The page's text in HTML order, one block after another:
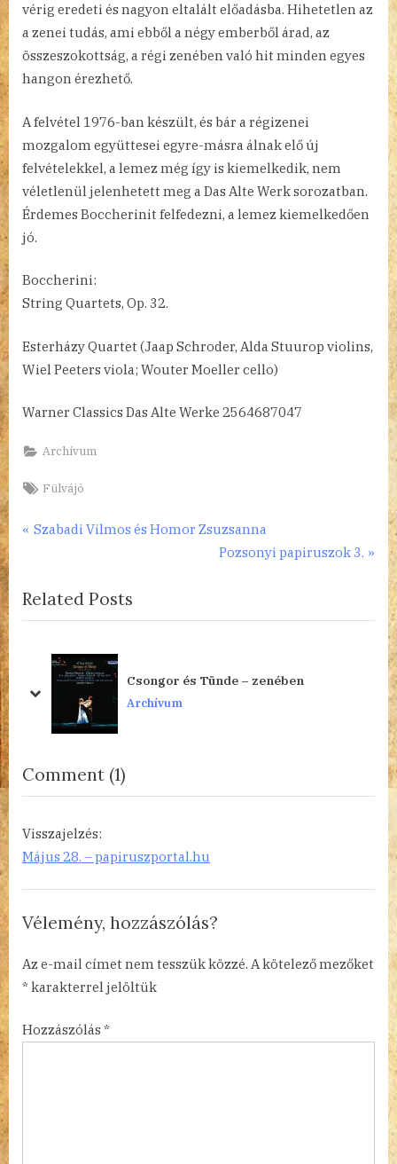
vérig eredeti és nagyon eltalált előadásba. Hihetetlen az
a zenei tudás, ami ebből a négy emberből árad, az
összeszokottság, a régi zenében való hit minden egyes
hangon érezhető.
A felvétel 1976-ban készült, és bár a régizenei
mozgalom együttesei egyre-másra álnak elő új
felvételekkel, a lemez még így is kiemelkedik, nem
véletlenül jelenhetett meg a Das Alte Werk sorozatban.
Érdemes Boccherinit felfedezni, a lemez kiemelkedően
jó.
Boccherini:
String Quartets, Op. 32.
Esterházy Quartet (Jaap Schroder, Alda Stuurop violins,
Wiel Peeters viola; Wouter Moeller cello)
Warner Classics Das Alte Werke 2564687047
Archívum
Tags:
Fülvájó
Bejegyzés
P
v
i
s
t
Szabadi Vilmos és Homor Zsuzsanna
N
t
s
Pozsonyi papiruszok 3.
Related Posts
Csongor és Tünde – zenében
Archívum
prev
next
Comment (1)
“Boccherini?
Visszajelzés:
Május 28. – papiruszportal.hu
Vélemény, hozzászólás?
Az e-mail címet nem tesszük közzé. A kötelező mezőket
* karakterrel jelöltük
Hozzászólás *